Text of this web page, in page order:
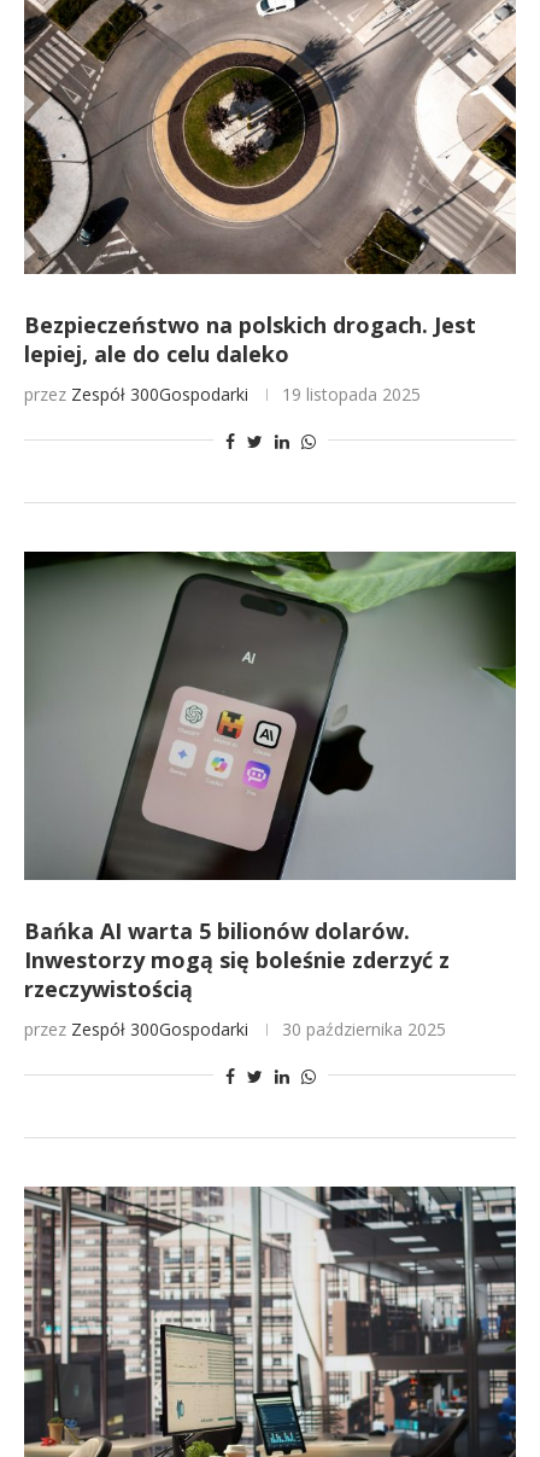
Bezpieczeństwo na polskich drogach. Jest
lepiej, ale do celu daleko
przez Zespół 300Gospodarki 19 listopada 2025
Bańka AI warta 5 bilionów dolarów.
Inwestorzy mogą się boleśnie zderzyć z
rzeczywistością
przez Zespół 300Gospodarki 30 października 2025